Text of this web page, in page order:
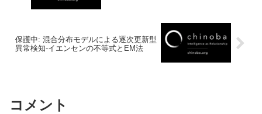
保護中: 混合分布モデルによる逐次更新型
異常検知-イエンセンの不等式とEM法
コメント